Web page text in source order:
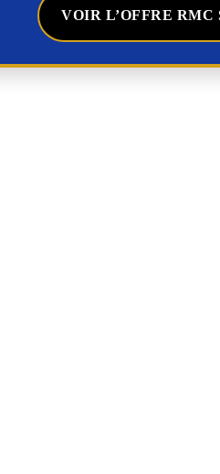
VOIR L’OFFRE RMC